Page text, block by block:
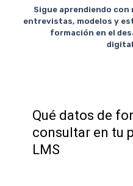
Sigue aprendiendo
entrevistas, modelos y
formación en el
Qué datos de
consultar en tu
LMS